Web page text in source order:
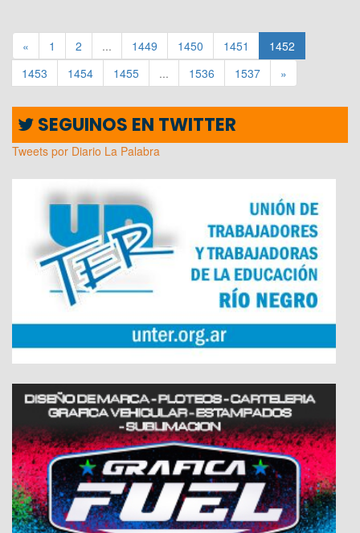
« 1 2 ... 1449 1450 1451
1452
1453
1454 1455 ... 1536 1537 »
SEGUINOS EN TWITTER
Tweets por Diario La Palabra